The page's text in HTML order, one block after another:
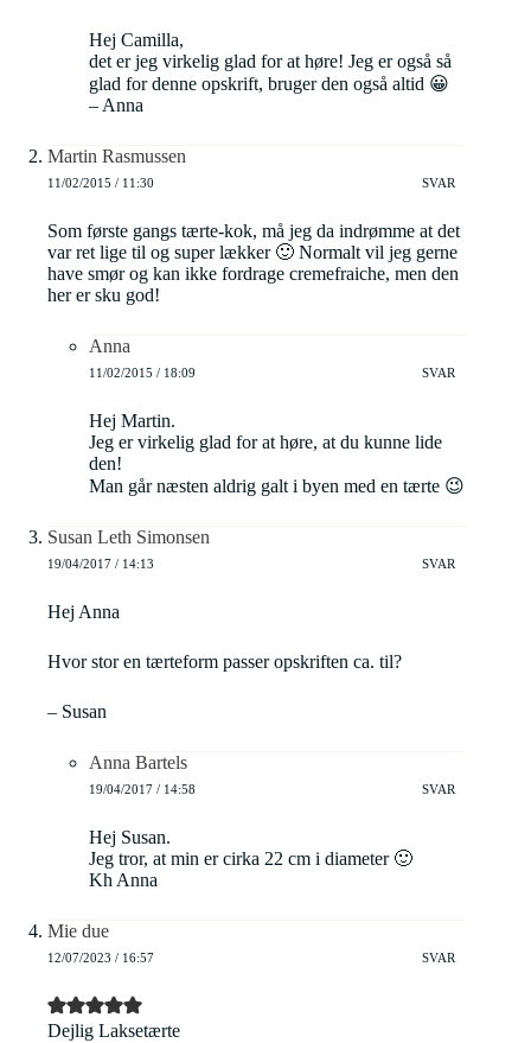
Hej Camilla,
det er jeg virkelig glad for at høre! Jeg er også så
glad for denne opskrift, bruger den også altid 😀
– Anna
Martin Rasmussen
11/02/2015 / 11:30 SVAR
Som første gangs tærte-kok, må jeg da indrømme at det
var ret lige til og super lækker 🙂 Normalt vil jeg gerne
have smør og kan ikke fordrage cremefraiche, men den
her er sku god!
Anna
11/02/2015 / 18:09 SVAR
Hej Martin.
Jeg er virkelig glad for at høre, at du kunne lide
den!
Man går næsten aldrig galt i byen med en tærte 😉
Susan Leth Simonsen
19/04/2017 / 14:13 SVAR
Hej Anna
Hvor stor en tærteform passer opskriften ca. til?
– Susan
Anna Bartels
19/04/2017 / 14:58 SVAR
Hej Susan.
Jeg tror, at min er cirka 22 cm i diameter 🙂
Kh Anna
Mie due
12/07/2023 / 16:57 SVAR
Dejlig Laksetærte